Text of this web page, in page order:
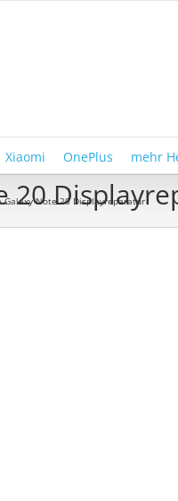
Xiaomi OnePlus mehr
20
Galaxy Note 20 Displayreparatur